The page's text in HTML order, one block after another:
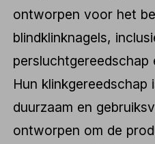
ontworpen voor het
blindklinknagels,
persluchtgereedschap
Hun klinkgereedschap
duurzaam en
ontworpen om de